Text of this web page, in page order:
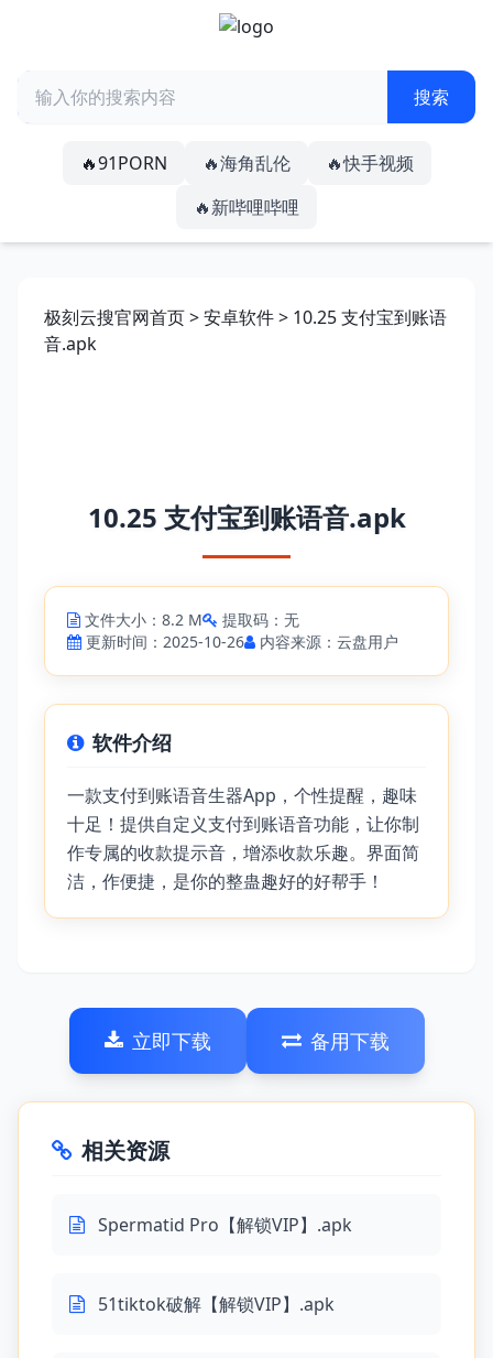
🔥91PORN 🔥海角乱伦
🔥快手视频
🔥新哔哩哔哩
极刻云搜官网首页>安卓软件> 10.25 支付宝到账语
音.apk
10.25 支付宝到账语音.apk
文件大小：8.2 M
提取码：无
更新时间：2025-10-26
内容来源：云盘用户
软件介绍
一款支付到账语音生器App，个性提醒，趣味
十足！提供自定义支付到账语音功能，让你制
作专属的收款提示音，增添收款乐趣。界面简
洁，作便捷，是你的整蛊趣好的好帮手！
立即下载 备用下载
相关资源
Spermatid Pro【解锁VIP】.apk
51tiktok破解【解锁VIP】.apk